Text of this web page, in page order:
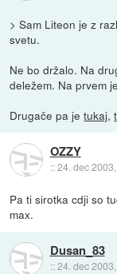
> Sam Liteon je z
svetu.
Ne bo držalo. Na
deležem. Na prvem
Drugače pa jetukaj,
OZZY
::24. dec
Pa ti sirotka cdji so
max.
Dusan_83
::24. dec